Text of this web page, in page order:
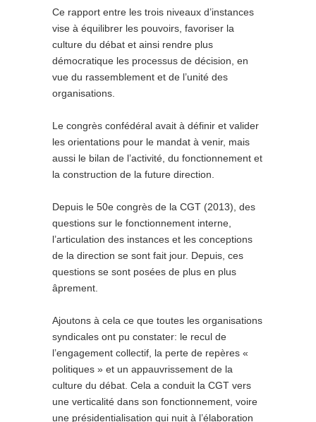
Ce rapport entre les trois niveaux d’instances
vise à équilibrer les pouvoirs, favoriser la
culture du débat et ainsi rendre plus
démocratique les processus de décision, en
vue du rassemblement et de l’unité des
organisations.
Le congrès confédéral avait à définir et valider
les orientations pour le mandat à venir, mais
aussi le bilan de l’activité, du fonctionnement et
la construction de la future direction.
Depuis le 50e congrès de la CGT (2013), des
questions sur le fonctionnement interne,
l’articulation des instances et les conceptions
de la direction se sont fait jour. Depuis, ces
questions se sont posées de plus en plus
âprement.
Ajoutons à cela ce que toutes les organisations
syndicales ont pu constater: le recul de
l’engagement collectif, la perte de repères «
politiques » et un appauvrissement de la
culture du débat. Cela a conduit la CGT vers
une verticalité dans son fonctionnement, voire
une présidentialisation qui nuit à l’élaboration